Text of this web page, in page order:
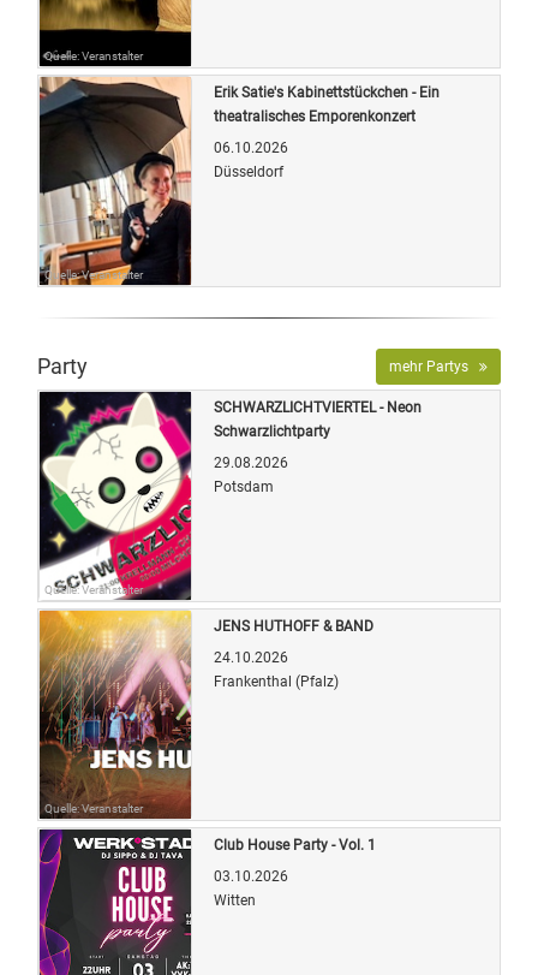
Quelle: Veranstalter
Quelle: Veranstalter
Erik Satie's Kabinettstückchen - Ein
theatralisches Emporenkonzert
06.10.2026
Düsseldorf
Party mehr Partys
Quelle: Veranstalter
SCHWARZLICHTVIERTEL - Neon
Schwarzlichtparty
29.08.2026
Potsdam
Quelle: Veranstalter
JENS HUTHOFF & BAND
24.10.2026
Frankenthal (Pfalz)
Club House Party - Vol. 1
03.10.2026
Witten